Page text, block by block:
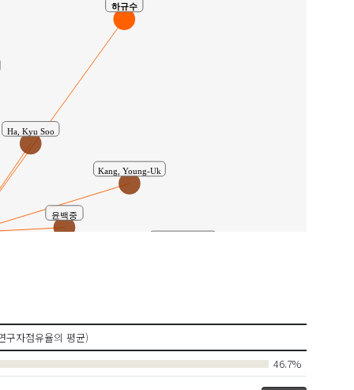
상혁
Kang, Young-Uk
Ha, Kyu Soo
윤백중
하규수
구자점유율의 평균)
46.7%